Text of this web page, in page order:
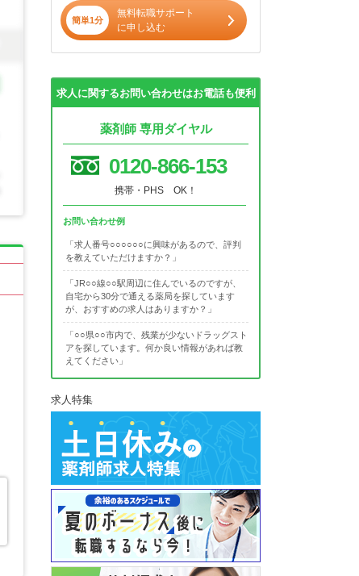
簡単1分
無料転職サポート
に申し込む
求人に関するお問い合わせはお電話も便利
薬剤師 専用ダイヤル
0120-866-153
携帯・PHS OK！
お問い合わせ例
「求人番号○○○○○○に興味があるので、評判
を教えていただけますか？」
「JR○○線○○駅周辺に住んでいるのですが、
自宅から30分で通える薬局を探しています
が、おすすめの求人はありますか？」
「○○県○○市内で、残業が少ないドラッグスト
アを探しています。何か良い情報があれば教
えてください」
求人特集